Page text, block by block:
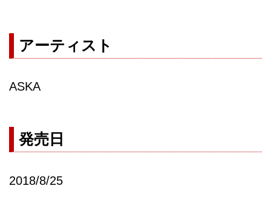
アーティスト
ASKA
発売日
2018/8/25